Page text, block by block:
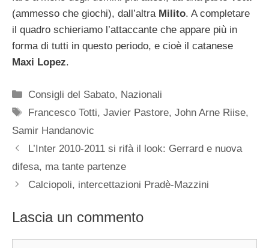
(ammesso che giochi), dall’altra Milito. A completare
il quadro schieriamo l’attaccante che appare più in
forma di tutti in questo periodo, e cioè il catanese
Maxi Lopez.
Categorie
Consigli del Sabato, Nazionali
Tag
Francesco Totti,Javier Pastore,John Arne Riise,
Samir Handanovic
L’Inter 2010-2011 si rifà il look: Gerrard e nuova
difesa, ma tante partenze
Calciopoli, intercettazioni Pradè-Mazzini
Lascia un commento